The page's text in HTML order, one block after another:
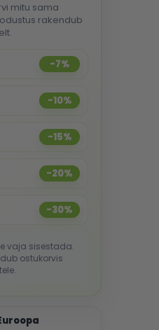
mitu sama
rakendub
-7%
-10%
-15%
-20%
-30%
vaja sisestada.
ostukorvis